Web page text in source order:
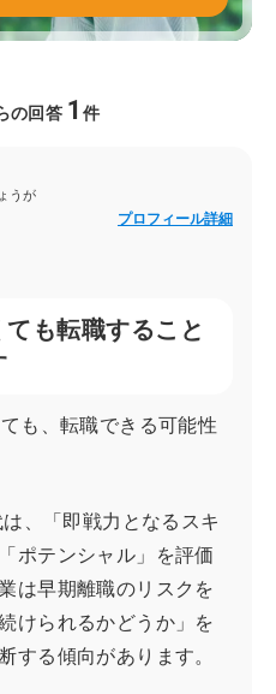
の回答 1 件
うが
プロフィール詳細
も転職すること
も、転職できる可能性
、「即戦力となるスキ
ポテンシャル」を評価
は早期離職のリスクを
けられるかどうか」を
する傾向があります。